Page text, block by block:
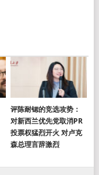
评陈耐锶的竞选攻势：
对新西兰优先党取消PR
投票权猛烈开火 对卢克
森总理言辞激烈